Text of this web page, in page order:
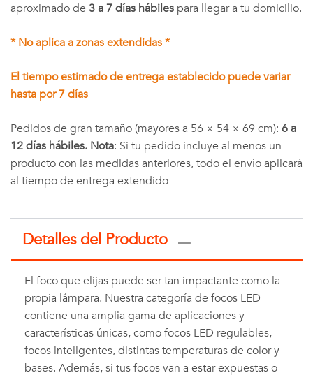
aproximado de 3 a 7 días hábiles para llegar a tu domicilio.
* No aplica a zonas extendidas *
El tiempo estimado de entrega establecido puede variar
hasta por 7 días
Pedidos de gran tamaño (mayores a 56 × 54 × 69 cm): 6 a
12 días hábiles. Nota: Si tu pedido incluye al menos un
producto con las medidas anteriores, todo el envío aplicará
al tiempo de entrega extendido
Detalles del Producto
El foco que elijas puede ser tan impactante como la
propia lámpara. Nuestra categoría de focos LED
contiene una amplia gama de aplicaciones y
características únicas, como focos LED regulables,
focos inteligentes, distintas temperaturas de color y
bases. Además, si tus focos van a estar expuestas o